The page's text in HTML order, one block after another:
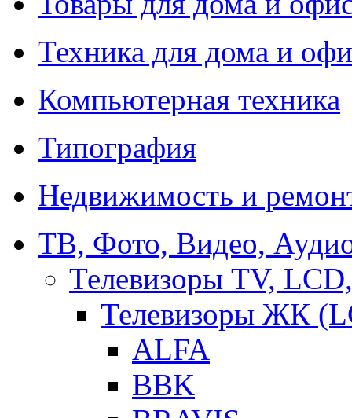
Техника для дома и
Компьютерная техника
Типография
Недвижимость и
ТВ, Фото, Видео,
Телевизоры TV,
Телевизоры ЖК
ALFA
BBK